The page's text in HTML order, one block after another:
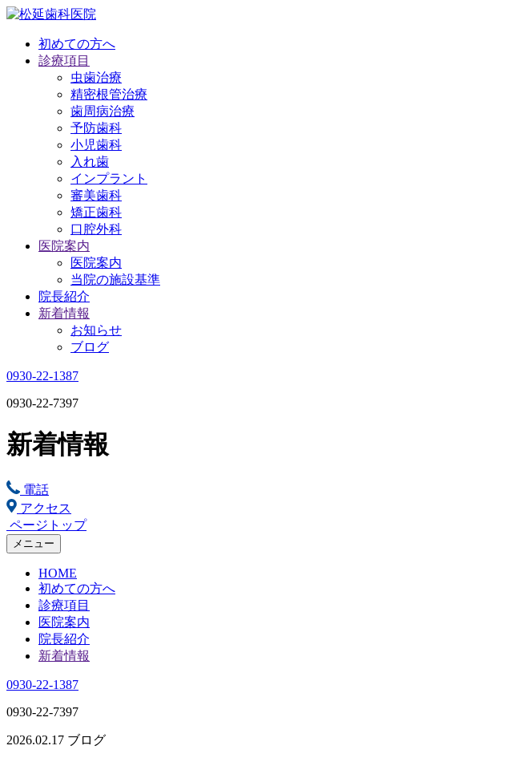
初めての方へ
診療項目
虫歯治療
精密根管治療
歯周病治療
予防歯科
小児歯科
入れ歯
インプラント
審美歯科
矯正歯科
口腔外科
医院案内
医院案内
当院の施設基準
院長紹介
新着情報
お知らせ
ブログ
0930-22-1387
0930-22-7397
新着情報
電話
アクセス
ページトップ
メニュー
HOME
初めての方へ
診療項目
医院案内
院長紹介
新着情報
0930-22-1387
0930-22-7397
2026.02.17 ブログ